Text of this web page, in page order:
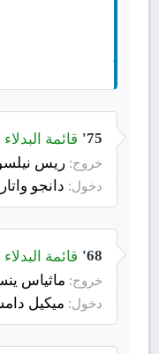
75' قائمة البدلاء
خروج: ريس
دخول: دانجو
68' قائمة البدلاء
خروج: ماثياس
دخول: ميكيل